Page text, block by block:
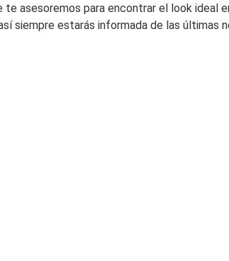
asesoremos para encontrar el look ideal
siempre estarás informada de las últimas